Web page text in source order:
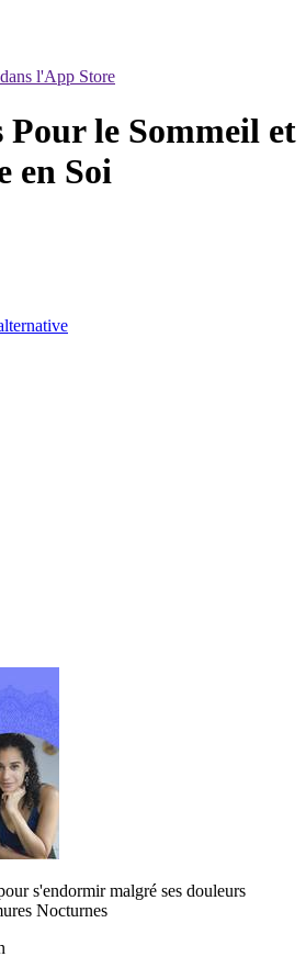
l'App Store
le Sommeil et
en Soi
s'endormir malgré ses douleurs
Nocturnes